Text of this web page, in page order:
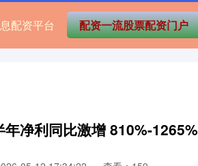
配资平台 配资一流股票配资门户
净利同比激增 810%-1265%